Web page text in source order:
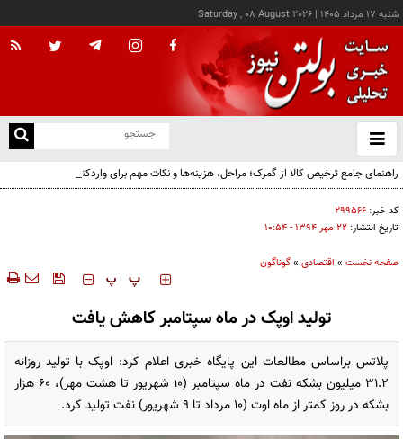
شنبه ۱۷ مرداد ۱۴۰۵ |
Saturday , 08 August 2026
باز
و
راهنمای جامع ترخیص کالا از گمرک؛ مراحل، هزینه‌ها و نکات مهم برای واردکنندگان
کد خبر: ۲۹۹۵۶۶
تاریخ انتشار: ۲۲ مهر ۱۳۹۴ - ۱۰:۵۴
صفحه نخست » اقتصادی »گوناگون
‍‍‍ پ پ
تولید اوپک در ماه سپتامبر کاهش یافت
پلاتس براساس مطالعات این پایگاه خبری اعلام کرد: اوپک با تولید روزانه
31.2 میلیون بشکه نفت در ماه سپتامبر (10 شهریور تا هشت مهر)، 60 هزار
بشکه در روز کمتر از ماه اوت (10 مرداد تا 9 شهریور) نفت تولید کرد.